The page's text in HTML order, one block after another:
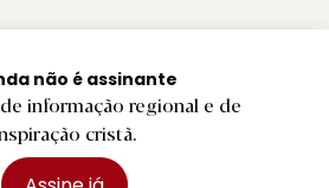
não é assinante
informação regional e de
cristã.